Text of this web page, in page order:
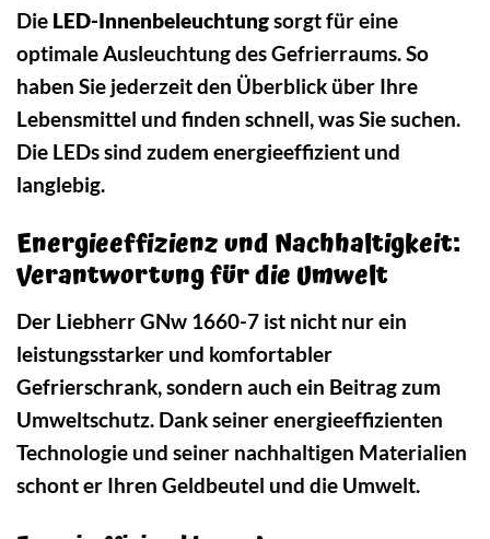
Die LED-Innenbeleuchtungsorgt für eine
optimale Ausleuchtung des Gefrierraums. So
haben Sie jederzeit den Überblick über Ihre
Lebensmittel und finden schnell, was Sie suchen.
Die LEDs sind zudem energieeffizient und
langlebig.
Energieeffizienz und Nachhaltigkeit:
Verantwortung für die Umwelt
Der Liebherr GNw 1660-7 ist nicht nur ein
leistungsstarker und komfortabler
Gefrierschrank, sondern auch ein Beitrag zum
Umweltschutz. Dank seiner energieeffizienten
Technologie und seiner nachhaltigen Materialien
schont er Ihren Geldbeutel und die Umwelt.